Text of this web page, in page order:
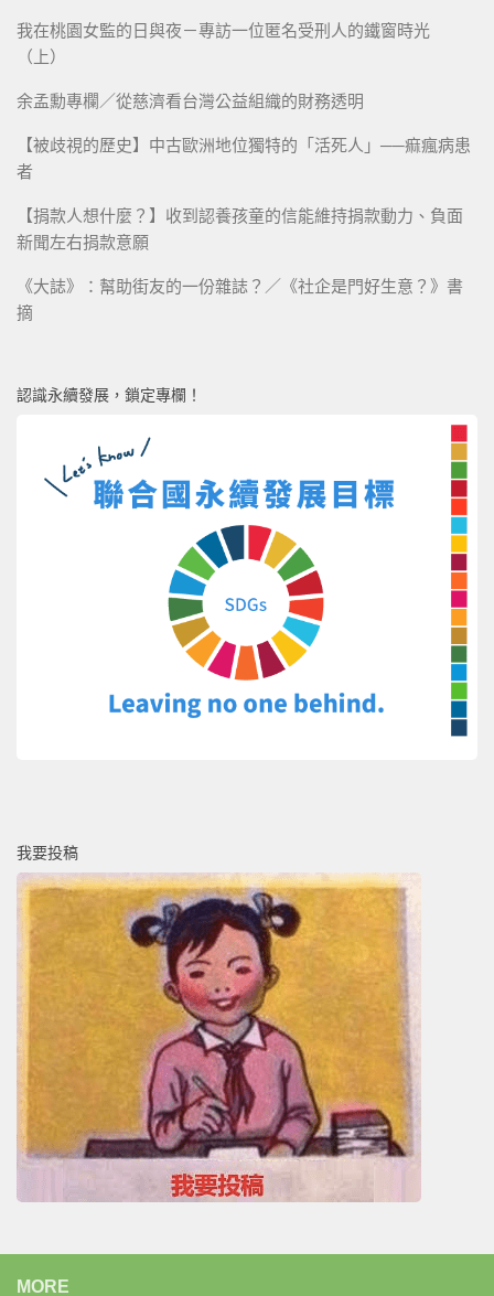
我在桃園女監的日與夜－專訪一位匿名受刑人的鐵窗時光
（上）
余孟勳專欄／從慈濟看台灣公益組織的財務透明
【被歧視的歷史】中古歐洲地位獨特的「活死人」──痲瘋病患
者
【捐款人想什麼？】收到認養孩童的信能維持捐款動力、負面
新聞左右捐款意願
《大誌》：幫助街友的一份雜誌？／《社企是門好生意？》書
摘
認識永續發展，鎖定專欄！
我要投稿
MORE